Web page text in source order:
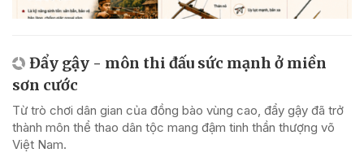
Đẩy gậy - môn thi đấu sức mạnh ở miền
sơn cước
Từ trò chơi dân gian của đồng bào vùng cao, đẩy gậy đã trở
thành môn thể thao dân tộc mang đậm tinh thần thượng võ
Việt Nam.